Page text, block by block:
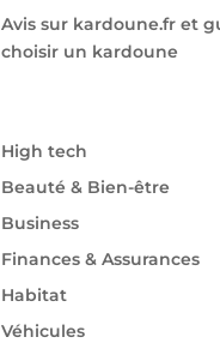
Avis sur kardoune.fr et
choisir un kardoune
High tech
Beauté & Bien-être
Business
Finances & Assurances
Habitat
Véhicules